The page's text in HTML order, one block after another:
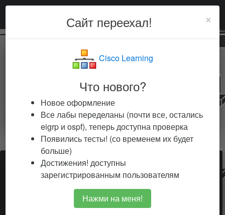
База знаний от
gurkin33
learning awesome things
Сетевой инженер - это просто
Если вы здесь впервые и не знаете с чего начать,
советую обратиться к инструкцииКак пользоваться
×
Сайт переехал!
Cisco Learning
Что нового?
Новое оформление
Все лабы переделаны (почти все, остались
eigrp и ospf), теперь доступна проверка
Появились тесты! (со временем их будет
больше)
Достижения! доступны
зарегистрированным пользователям
Нажми на меня!